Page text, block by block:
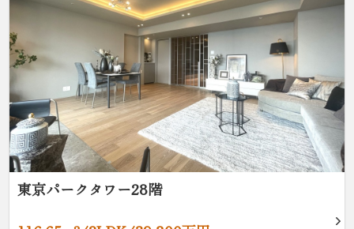
東京パークタワー28階